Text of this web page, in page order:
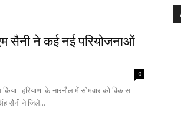
सैनी ने कई नई परियोजनाओं
0
हरियाणा के नारनौल में सोमवार को विकास
सैनी ने जिले...